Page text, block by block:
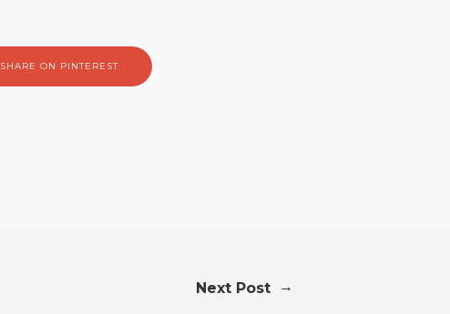
SHARE ON PINTEREST
Next Post →